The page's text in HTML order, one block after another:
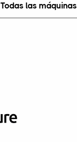
Todas las máquinas